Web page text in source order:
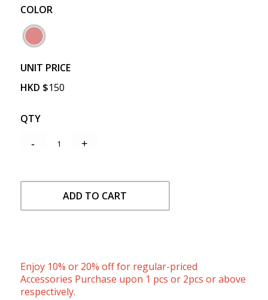
COLOR
UNIT PRICE
HKD $150
QTY
ADD TO CART
Enjoy 10% or 20% off for regular-priced
Accessories Purchase upon 1 pcs or 2pcs or above
respectively.